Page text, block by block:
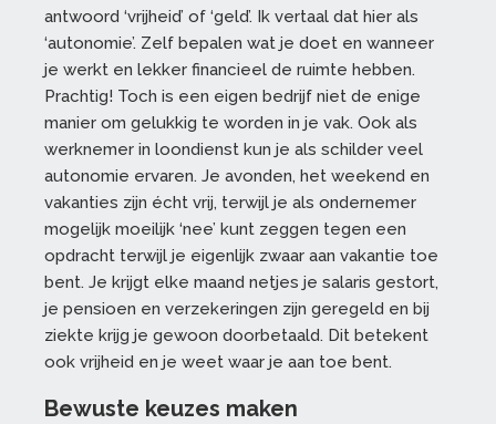
antwoord ‘vrijheid’ of ‘geld’. Ik vertaal dat hier als
‘autonomie’. Zelf bepalen wat je doet en wanneer
je werkt en lekker financieel de ruimte hebben.
Prachtig! Toch is een eigen bedrijf niet de enige
manier om gelukkig te worden in je vak. Ook als
werknemer in loondienst kun je als schilder veel
autonomie ervaren. Je avonden, het weekend en
vakanties zijn écht vrij, terwijl je als ondernemer
mogelijk moeilijk ‘nee’ kunt zeggen tegen een
opdracht terwijl je eigenlijk zwaar aan vakantie toe
bent. Je krijgt elke maand netjes je salaris gestort,
je pensioen en verzekeringen zijn geregeld en bij
ziekte krijg je gewoon doorbetaald. Dit betekent
ook vrijheid en je weet waar je aan toe bent.
Bewuste keuzes maken